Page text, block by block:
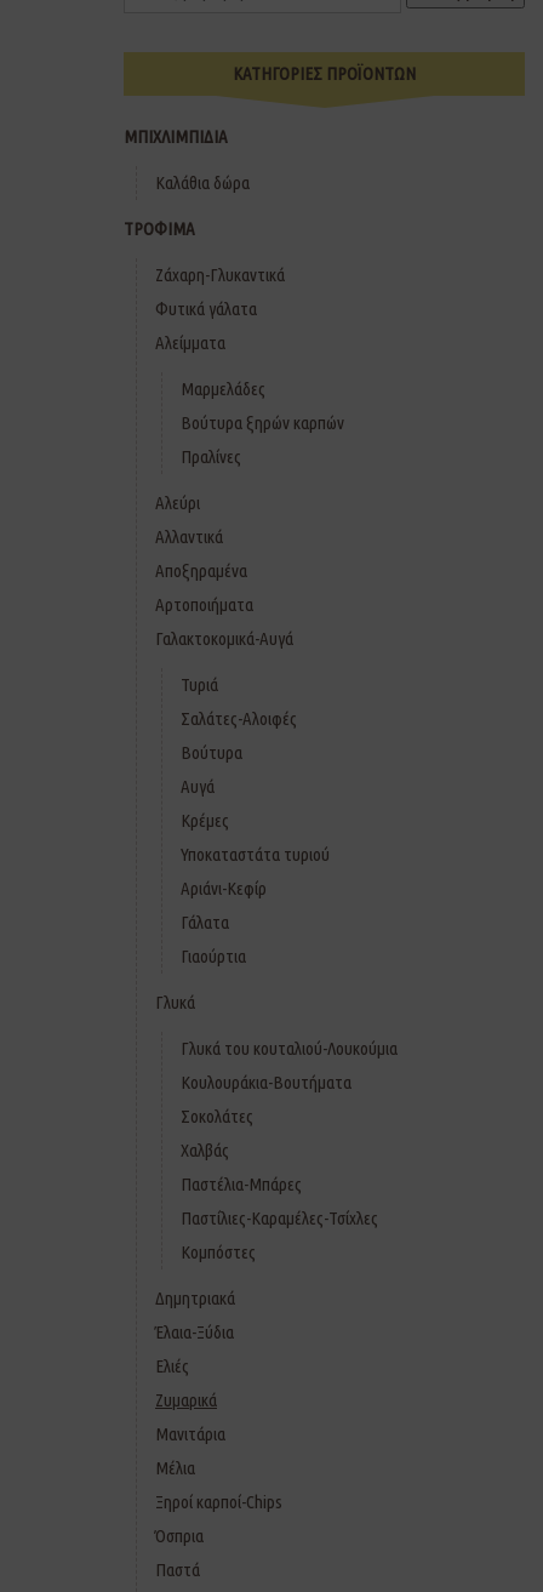
ΚΑΤΗΓΟΡΙΕΣ ΠΡΟΪΟΝΤΩΝ
ΜΠΙΧΛΙΜΠΙΔΙΑ
Καλάθια δώρα
ΤΡΟΦΙΜΑ
Ζάχαρη-Γλυκαντικά
Φυτικά γάλατα
Αλείμματα
Μαρμελάδες
Βούτυρα ξηρών καρπών
Πραλίνες
Αλεύρι
Αλλαντικά
Αποξηραμένα
Αρτοποιήματα
Γαλακτοκομικά-Αυγά
Τυριά
Σαλάτες-Αλοιφές
Βούτυρα
Αυγά
Κρέμες
Υποκαταστάτα τυριού
Αριάνι-Κεφίρ
Γάλατα
Γιαούρτια
Γλυκά
Γλυκά του κουταλιού-Λουκούμια
Κουλουράκια-Βουτήματα
Σοκολάτες
Χαλβάς
Παστέλια-Μπάρες
Παστίλιες-Καραμέλες-Τσίχλες
Κομπόστες
Δημητριακά
Έλαια-Ξύδια
Ελιές
Ζυμαρικά
Μανιτάρια
Μέλια
Ξηροί καρποί-Chips
Όσπρια
Παστά